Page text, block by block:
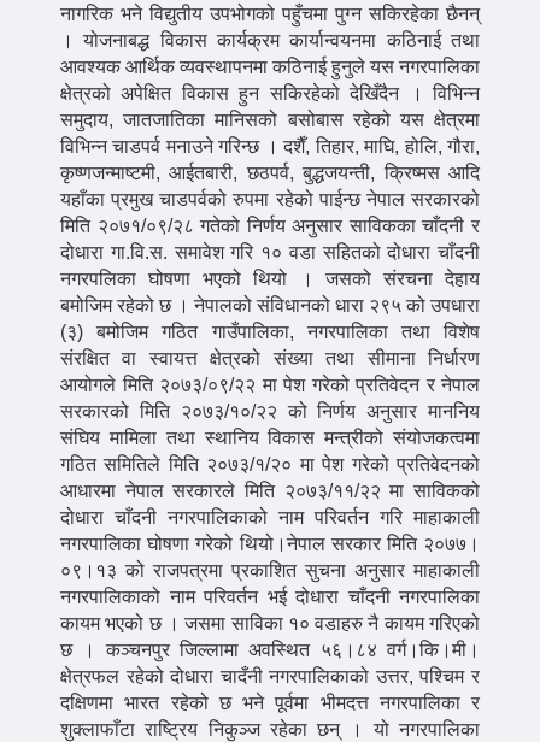
नागरिक भने विद्युतीय उपभोगको पहुँचमा पुग्न सकिरहेका छैनन्
। योजनाबद्ध विकास कार्यक्रम कार्यान्वयनमा कठिनाई तथा
आवश्यक आर्थिक व्यवस्थापनमा कठिनाई हुनुले यस नगरपालिका
क्षेत्रको अपेक्षित विकास हुन सकिरहेको देखिँदैन । विभिन्न
समुदाय, जातजातिका मानिसको बसोबास रहेको यस क्षेत्रमा
विभिन्न चाडपर्व मनाउने गरिन्छ । दशैँ, तिहार, माघि, होलि, गौरा,
कृष्णजन्माष्टमी, आईतबारी, छठपर्व, बुद्धजयन्ती, क्रिष्मस आदि
यहाँका प्रमुख चाडपर्वको रुपमा रहेको पाईन्छ नेपाल सरकारको
मिति २०७१/०९/२८ गतेको निर्णय अनुसार साविकका चाँदनी र
दोधारा गा.वि.स. समावेश गरि १० वडा सहितको दोधारा चाँदनी
नगरपलिका घोषणा भएको थियो । जसको संरचना देहाय
बमोजिम रहेको छ । नेपालको संविधानको धारा २९५ को उपधारा
(३) बमोजिम गठित गाउँपालिका, नगरपालिका तथा विशेष
संरक्षित वा स्वायत्त क्षेत्रको संख्या तथा सीमाना निर्धारण
आयोगले मिति २०७३/०९/२२ मा पेश गरेको प्रतिवेदन र नेपाल
सरकारको मिति २०७३/१०/२२ को निर्णय अनुसार माननिय
संघिय मामिला तथा स्थानिय विकास मन्त्रीको संयोजकत्वमा
गठित समितिले मिति २०७३/१/२० मा पेश गरेको प्रतिवेदनको
आधारमा नेपाल सरकारले मिति २०७३/११/२२ मा साविकको
दोधारा चाँदनी नगरपालिकाको नाम परिवर्तन गरि माहाकाली
नगरपालिका घोषणा गरेको थियो।नेपाल सरकार मिति २०७७।
०९।१३ को राजपत्रमा प्रकाशित सुचना अनुसार माहाकाली
नगरपालिकाको नाम परिवर्तन भई दोधारा चाँदनी नगरपालिका
कायम भएको छ । जसमा साविका १० वडाहरु नै कायम गरिएको
छ । कञ्चनपुर जिल्लामा अवस्थित ५६।८४ वर्ग।कि।मी।
क्षेत्रफल रहेको दोधारा चादँनी नगरपालिकाको उत्तर, पश्चिम र
दक्षिणमा भारत रहेको छ भने पूर्वमा भीमदत्त नगरपालिका र
शुक्लाफाँटा राष्ट्रिय निकुञ्ज रहेका छन् । यो नगरपालिका